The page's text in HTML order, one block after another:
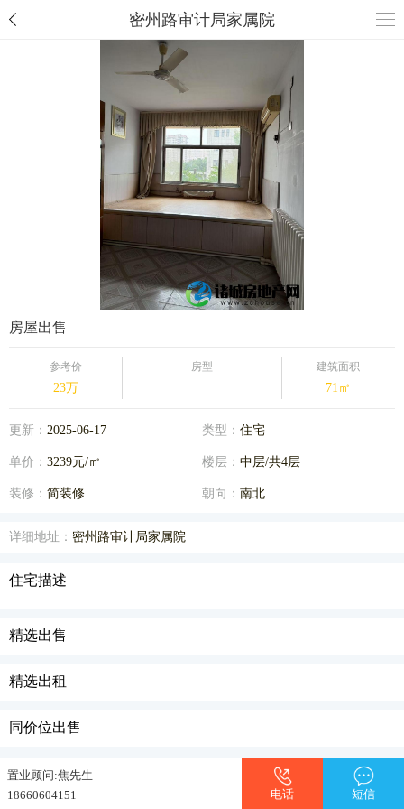
密州路审计局家属院
房屋出售
参考价
23万
房型 建筑面积
71㎡
更新： 2025-06-17 类型： 住宅
单价： 3239元/㎡ 楼层： 中层/共4层
装修： 简装修 朝向： 南北
详细地址： 密州路审计局家属院
住宅描述
精选出售
精选出租
同价位出售
置业顾问:焦先生
18660604151
电话 短信